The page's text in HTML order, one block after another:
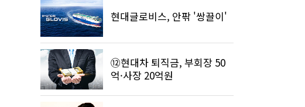
현대글로비스, 안팎 '쌍끌이'
⑫현대차 퇴직금, 부회장 50
억·사장 20억원